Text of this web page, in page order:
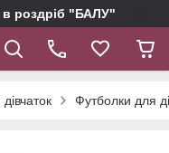
в роздріб "БАЛУ"
Футболки для